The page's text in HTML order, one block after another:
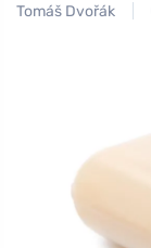
Tomáš Dvořák